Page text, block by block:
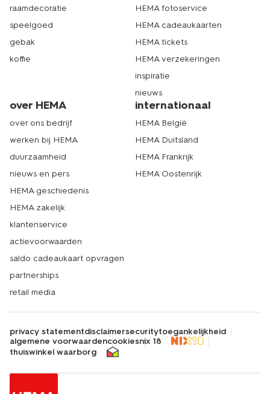
raamdecoratie
speelgoed
gebak
koffie
HEMA fotoservice
HEMA cadeaukaarten
HEMA tickets
HEMA verzekeringen
inspiratie
nieuws
over HEMA
over ons bedrijf
werken bij HEMA
duurzaamheid
nieuws en pers
HEMA geschiedenis
HEMA zakelijk
klantenservice
actievoorwaarden
saldo cadeaukaart opvragen
partnerships
retail media
internationaal
HEMA België
HEMA Duitsland
HEMA Frankrijk
HEMA Oostenrijk
privacy statementdisclaimersecuritytoegankelijkheid
algemene voorwaardencookiesnix 18
thuiswinkel waarborg